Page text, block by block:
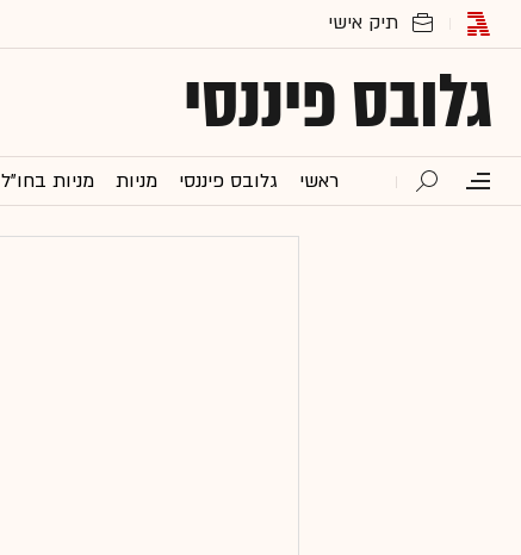
גלובס פיננסי
ראשי גלובס פיננסי מניות מניות בחו"ל